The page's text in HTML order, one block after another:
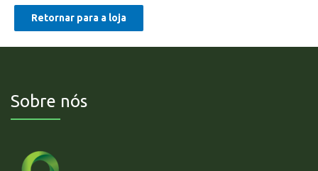
Retornar para a loja
Sobre nós